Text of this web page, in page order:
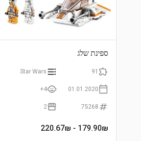
ספינת שלג
91
Star Wars
01.01.2020
4+
75268
2
179.90₪
- 220.67₪